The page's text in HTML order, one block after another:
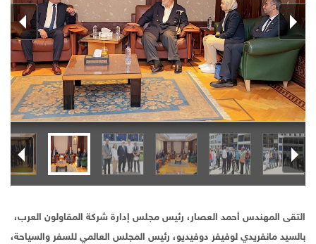
التقى المهندس أحمد العصار، رئيس مجلس إدارة شركة المقاولون العرب،
بالسيد مانفريدي لوفيفر دوفيديو، رئيس المجلس العالمي للسفر والسياحة،